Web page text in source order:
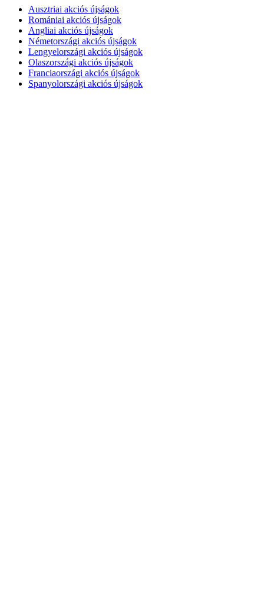
Ausztriai akciós újságok
Romániai akciós újságok
Angliai akciós újságok
Németországi akciós újságok
Lengyelországi akciós újságok
Olaszországi akciós újságok
Franciaországi akciós újságok
Spanyolországi akciós újságok